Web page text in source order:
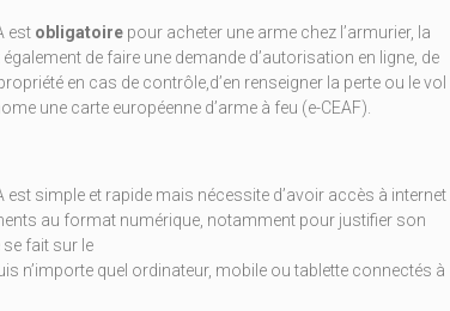
est obligatoire pour acheter une arme chez l’armurier, la
de faire une demande d’autorisation en ligne, de
en cas de contrôle,d’en renseigner la perte ou le vol
une carte européenne d’arme à feu (e-CEAF).
est simple et rapide mais nécessite d’avoir accès à internet
au format numérique, notamment pour justifier son
fait sur le
n’importe quel ordinateur, mobile ou tablette connectés à